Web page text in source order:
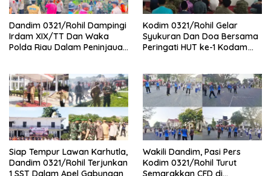
Dandim 0321/Rohil Dampingi
Irdam XIX/TT Dan Waka
Polda Riau Dalam Peninjauan
Kodim 0321/Rohil Gelar
Syukuran Dan Doa Bersama
Peringati HUT ke-1 Kodam
Siap Tempur Lawan Karhutla,
Dandim 0321/Rohil Terjunkan
Wakili Dandim, Pasi Pers
Kodim 0321/Rohil Turut